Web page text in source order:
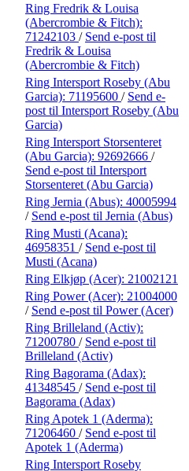
Ring Fredrik & Louisa
(Abercrombie & Fitch):
71242103 / Send e-post til
Fredrik & Louisa
(Abercrombie & Fitch)
Ring Intersport Roseby (Abu
Garcia): 71195600 / Send e-
post til Intersport Roseby (Abu
Garcia)
Ring Intersport Storsenteret
(Abu Garcia): 92692666 /
Send e-post til Intersport
Storsenteret (Abu Garcia)
Ring Jernia (Abus): 40005994
/ Send e-post til Jernia (Abus)
Ring Musti (Acana):
46958351 / Send e-post til
Musti (Acana)
Ring Elkjøp (Acer): 21002121
Ring Power (Acer): 21004000
/ Send e-post til Power (Acer)
Ring Brilleland (Activ):
71200780 / Send e-post til
Brilleland (Activ)
Ring Bagorama (Adax):
41348545 / Send e-post til
Bagorama (Adax)
Ring Apotek 1 (Aderma):
71206460 / Send e-post til
Apotek 1 (Aderma)
Ring Intersport Roseby